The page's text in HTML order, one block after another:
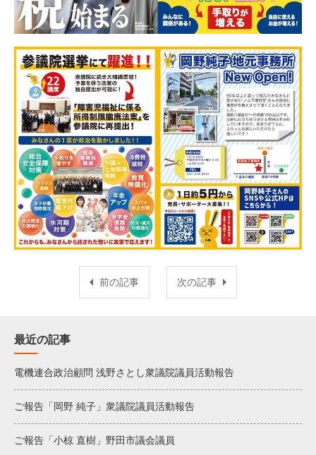
前の記事 次の記事
最近の記事
電機連合政治顧問 浅野さとし衆議院議員活動報告
ご報告「岡野 純子」衆議院議員活動報告
ご報告「小椋 直樹」野田市議会議員